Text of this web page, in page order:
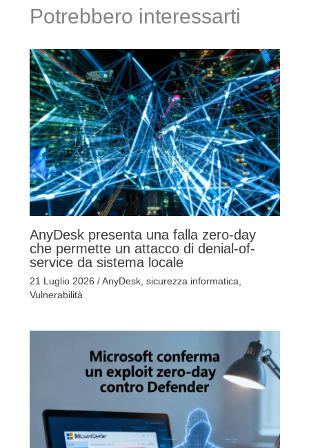
Potrebbero interessarti
AnyDesk presenta una falla zero-day
che permette un attacco di denial-of-
service da sistema locale
21 Luglio 2026 /AnyDesk, sicurezza informatica
Vulnerabilità